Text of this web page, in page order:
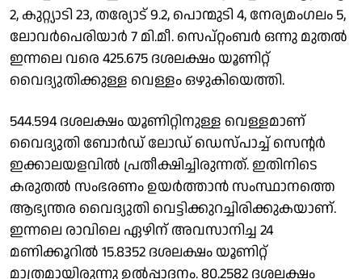
2, കുറ്റ്യാടി 23, തര്യോട് 9.2, പൊന്മുടി 4, നേര്യമംഗലം 5,
ലോവര്‍പെരിയാര്‍ 7 മി.മീ. സെപ്റ്റംബര്‍ ഒന്നു മുതല്‍
ഇന്നലെ വരെ 425.675 ദശലക്ഷം യൂണിറ്റ്
വൈദ്യുതിക്കുള്ള വെള്ളം ഒഴുകിയെത്തി.
544.594 ദശലക്ഷം യൂണിറ്റിനുള്ള വെള്ളമാണ്
വൈദ്യുതി ബോര്‍ഡ് ലോഡ് ഡെസ്പാച്ച് സെന്റര്‍
ഇക്കാലയളവില്‍ പ്രതീക്ഷിച്ചിരുന്നത്. ഇതിനിടെ
കരുതല്‍ സംഭരണം ഉയര്‍ത്താന്‍ സംസ്ഥാനത്തെ
ആഭ്യന്തര വൈദ്യുതി വെട്ടിക്കുറച്ചിരിക്കുകയാണ്.
ഇന്നലെ രാവിലെ ഏഴിന് അവസാനിച്ച 24
മണിക്കൂറില്‍ 15.8352 ദശലക്ഷം യൂണിറ്റ്
മാത്രമായിരുന്നു ഉല്‍പ്പാദനം. 80.2582 ദശലക്ഷം